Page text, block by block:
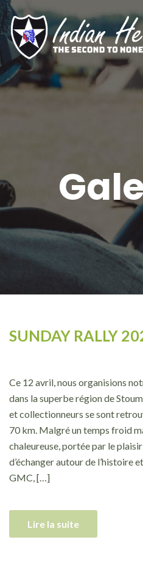
SUNDAY RALLY
Ce 12 avril, nous organisions
dans la superbe région de
et collectionneurs se sont
70 km. Malgré un temps froid
chaleureuse, portée par le
d’échanger autour de l’histoire
GMC, […]
Lire la suite